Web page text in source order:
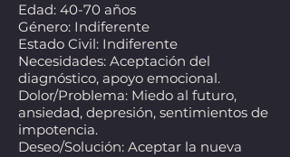
Edad: 40-70 años
Género: Indiferente
Estado Civil: Indiferente
Necesidades: Aceptación del
diagnóstico, apoyo emocional.
Dolor/Problema: Miedo al futuro,
ansiedad, depresión, sentimientos de
impotencia.
Deseo/Solución: Aceptar la nueva